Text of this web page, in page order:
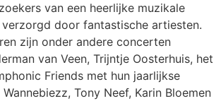
van een heerlijke muzikale
door fantastische artiesten.
zijn onder andere concerten
van Veen, Trijntje Oosterhuis, het
Friends met hun jaarlijkse
Tony Neef, Karin Bloemen